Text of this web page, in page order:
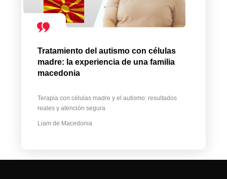
Tratamiento del autismo con células
madre: la experiencia de una familia
macedonia
Terapia con células madre y el autismo: resultados
reales y atención segura
Liam de Macedonia